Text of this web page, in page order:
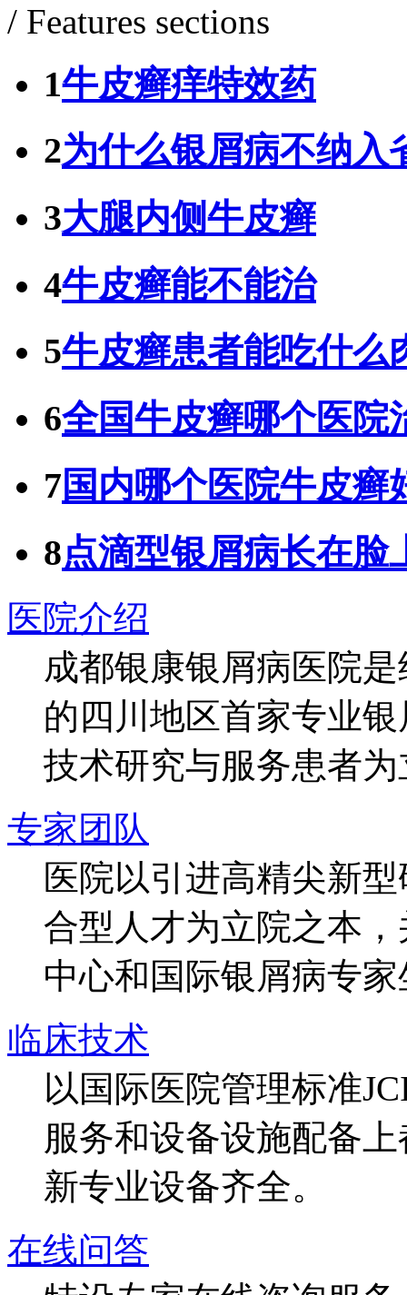
/ Features sections
1牛皮癣痒特效药
2为什么银屑病不纳入
3大腿内侧牛皮癣
4牛皮癣能不能治
5牛皮癣患者能吃什么
6全国牛皮癣哪个医院
7国内哪个医院牛皮癣
8点滴型银屑病长在脸
医院介绍
成都银康银屑病医院
的四川地区首家专业
技术研究与服务患者
专家团队
医院以引进高精尖新
合型人才为立院之本
中心和国际银屑病专
临床技术
以国际医院管理标准
服务和设备设施配备
新专业设备齐全。
在线问答